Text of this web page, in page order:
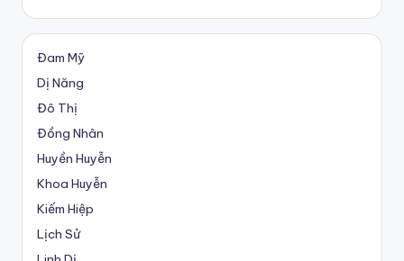
Đam Mỹ
Dị Năng
Đô Thị
Đồng Nhân
Huyền Huyễn
Khoa Huyễn
Kiếm Hiệp
Lịch Sử